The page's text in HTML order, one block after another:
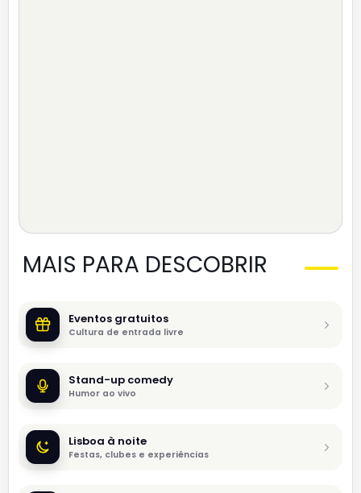
MAIS PARA DESCOBRIR
Eventos gratuitos
Cultura de entrada livre
Stand-up comedy
Humor ao vivo
Lisboa à noite
Festas, clubes e experiências